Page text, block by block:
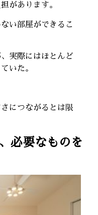
があります。
い部屋ができるこ
実際にはほとんど
いた。
につながるとは限
必要なものを